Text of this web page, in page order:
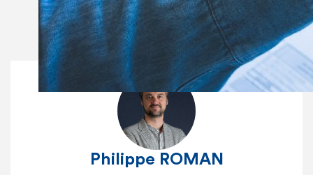
Philippe ROMAN